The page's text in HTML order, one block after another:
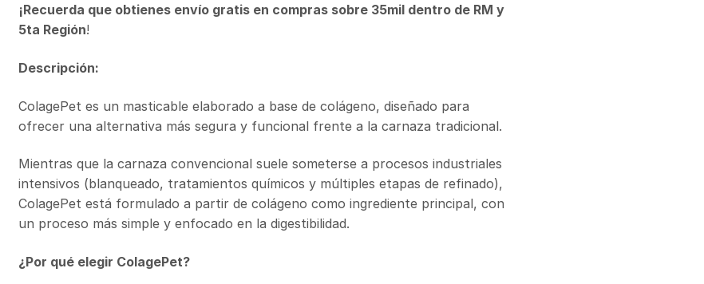
¡Recuerda que obtienes envío gratis en compras sobre 35mil dentro de RM y
5ta Región!
Descripción:
ColagePet es un masticable elaborado a base de colágeno, diseñado para
ofrecer una alternativa más segura y funcional frente a la carnaza tradicional.
Mientras que la carnaza convencional suele someterse a procesos industriales
intensivos (blanqueado, tratamientos químicos y múltiples etapas de refinado),
ColagePet está formulado a partir de colágeno como ingrediente principal, con
un proceso más simple y enfocado en la digestibilidad.
¿Por qué elegir ColagePet?